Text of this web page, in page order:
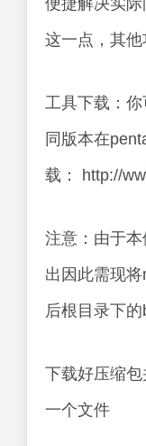
便捷解决实
这一点，其他
工具下载：
同版本在
载： http://
注意：由于
出因此需现
后根目录下
下载好压缩
一个文件